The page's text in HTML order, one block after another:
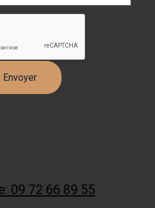
09 72 66 89 55